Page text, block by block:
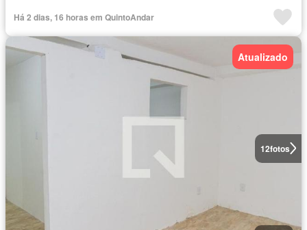
Há 2 dias, 16 horas em QuintoAndar
12fotos
Atualizado